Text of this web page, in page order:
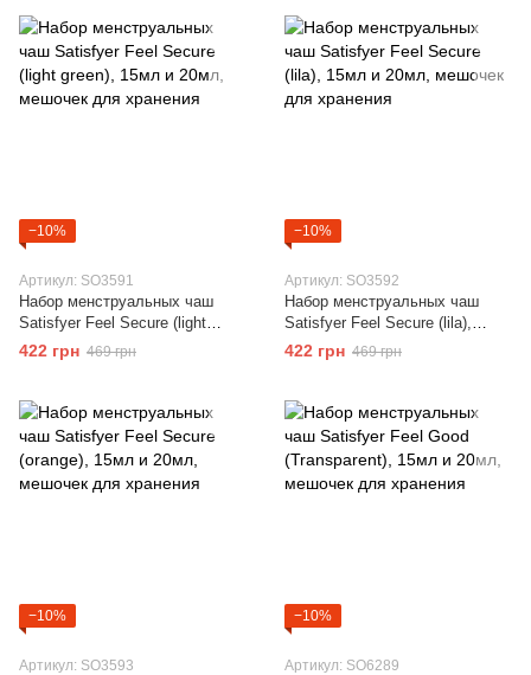
−10%
Артикул: SO3591
Набор менструальных чаш
Satisfyer Feel Secure (light
green), 15мл и 20мл, мешочек
для хранения
422 грн 469 грн
−10%
Артикул: SO3592
Набор менструальных чаш
Satisfyer Feel Secure (lila),
15мл и 20мл, мешочек для
хранения
422 грн 469 грн
−10%
Артикул: SO3593
−10%
Артикул: SO6289